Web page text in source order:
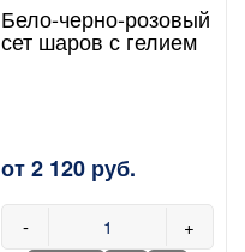
Бело-черно-розовый
сет шаров с гелием
от 2 120 руб.
- +